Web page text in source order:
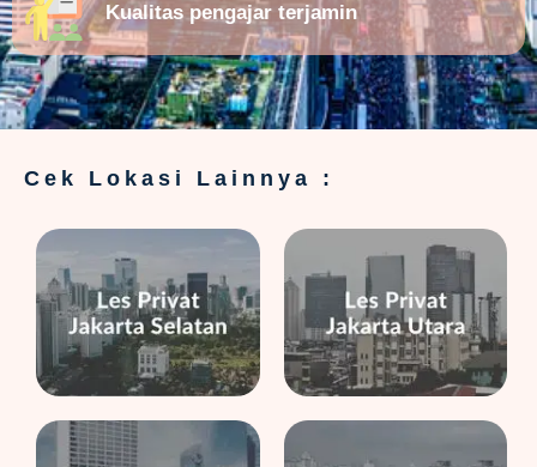
Kualitas pengajar terjamin
Cek Lokasi Lainnya :